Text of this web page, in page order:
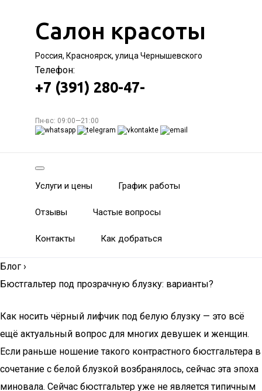
Салон красоты
Россия, Красноярск, улица Чернышевского
Телефон:
+7 (391) 280-47-
Пн-вс: 09:00—21:00
Услуги и цены График работы
Отзывы Частые вопросы
Контакты Как добраться
Блог ›
Бюстгальтер под прозрачную блузку: варианты?
Как носить чёрный лифчик под белую блузку — это всё
ещё актуальный вопрос для многих девушек и женщин.
Если раньше ношение такого контрастного бюстгальтера в
сочетание с белой блузкой возбранялось, сейчас эта эпоха
миновала. Сейчас бюстгальтер уже не является типичным